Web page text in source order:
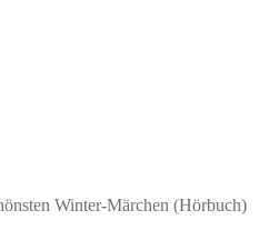
Winter-Märchen (Hörbuch)